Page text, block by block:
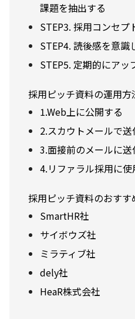
課題を抽出する
STEP3. 採用コンセプ
STEP4. 読後感を意識
STEP5. 定期的にアッ
採用ピッチ資料の運用方
1.Web上に公開する
2.スカウトメールで送
3.面接前のメールに送
4.リファラル採用に使
採用ピッチ資料のおすす
SmartHR社
サイボウズ社
ミラティブ社
dely社
HeaR株式会社